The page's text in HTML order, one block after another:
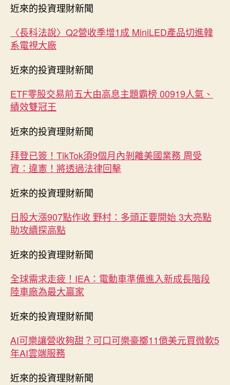
近來的投資理財新聞
〈長科法說〉Q2營收季增1成 MiniLED產品切進韓
系電視大廠
近來的投資理財新聞
ETF零股交易前五大由高息主題霸榜 00919人氣、
績效雙冠王
近來的投資理財新聞
拜登已簽！TikTok須9個月內剝離美國業務 周受
資：違憲！將透過法律回擊
近來的投資理財新聞
日股大漲907點作收 野村：多頭正要開始 3大亮點
助攻續探高點
近來的投資理財新聞
全球需求走疲！IEA：電動車準備進入新成長階段
陸車廠為最大贏家
近來的投資理財新聞
AI可樂讓營收夠甜？可口可樂豪擲11億美元買微軟5
年AI雲端服務
近來的投資理財新聞